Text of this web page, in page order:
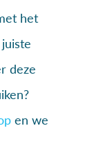
het
deze
en we